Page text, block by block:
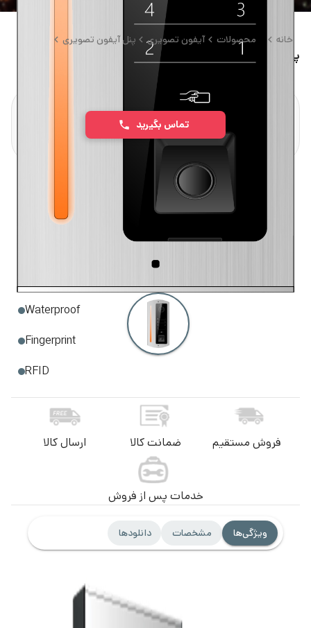
خانه محصولات آیفون تصویری پنل آیفون تصویری
پنل آیفون تصویری لمسی برایتون ۸ واحدی
تماس بگیرید
Anti Theft
Waterproof
Fingerprint
RFID
فروش مستقیم ضمانت کالا ارسال کالا
خدمات پس از فروش
ویژگی‌ها مشخصات دانلودها